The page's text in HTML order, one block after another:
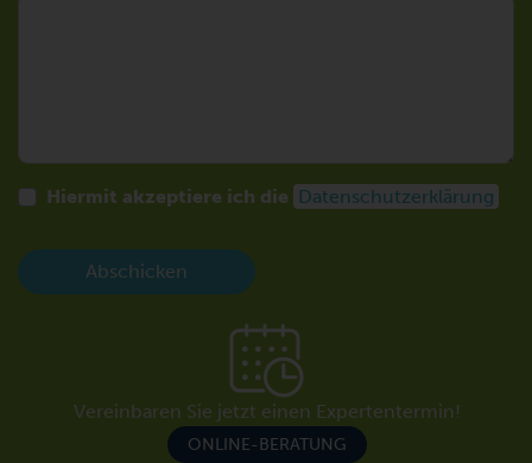
Hiermit akzeptiere ich die Datenschutzerklärung
Abschicken
Vereinbaren Sie jetzt einen Expertentermin!
ONLINE-BERATUNG